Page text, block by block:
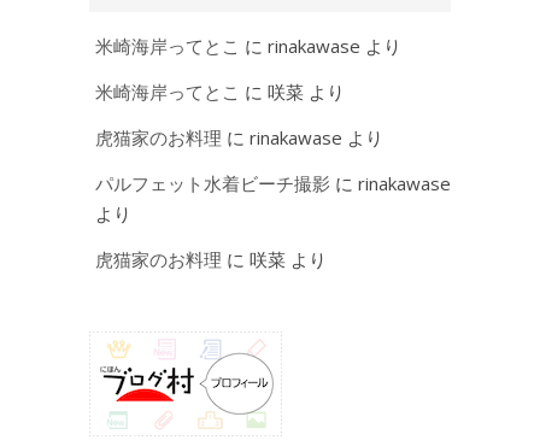
米崎海岸ってとこ に rinakawase より
米崎海岸ってとこ に 咲菜 より
虎猫家のお料理 に rinakawase より
パルフェット水着ビーチ撮影 に rinakawase
より
虎猫家のお料理 に 咲菜 より